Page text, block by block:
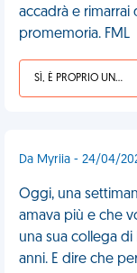
accadrà e rimarrai
promemoria. FML
SÌ, È PROPRIO UNA VDM!
Da Myriia - 24/04/
Oggi, una
amava più e che
una sua collega
anni. E dire che